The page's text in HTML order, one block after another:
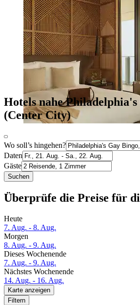
Hotels nahe
(Center City)
Wo soll’s hingehen?
Daten
Gäste
Suchen
Überprüfe die Preise für
Heute
7. Aug. - 8. Aug.
Morgen
8. Aug. - 9. Aug.
Dieses Wochenende
7. Aug. - 9. Aug.
Nächstes Wochenende
14. Aug. - 16. Aug.
Karte anzeigen
Filtern